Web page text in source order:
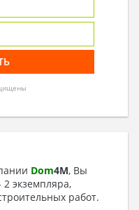
Dom4M, Вы
экземпляра,
работ.